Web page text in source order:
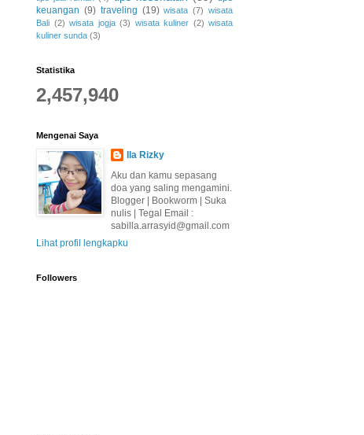
keuangan (9) traveling (19) wisata (7) wisata
Bali (2) wisata jogja (3) wisata kuliner (2) wisata
kuliner sunda (3)
Statistika
2,457,940
Mengenai Saya
Ila Rizky
Aku dan kamu sepasang
doa yang saling mengamini.
Blogger | Bookworm | Suka
nulis | Tegal Email :
sabilla.arrasyid@gmail.com
Lihat profil lengkapku
Followers